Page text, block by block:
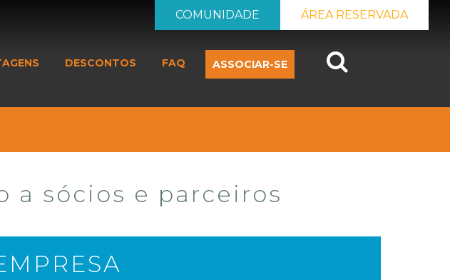
ÁREA RESERVADA
COMUNIDADE
DESCONTOS FAQ ASSOCIAR-SE
a sócios e parceiros